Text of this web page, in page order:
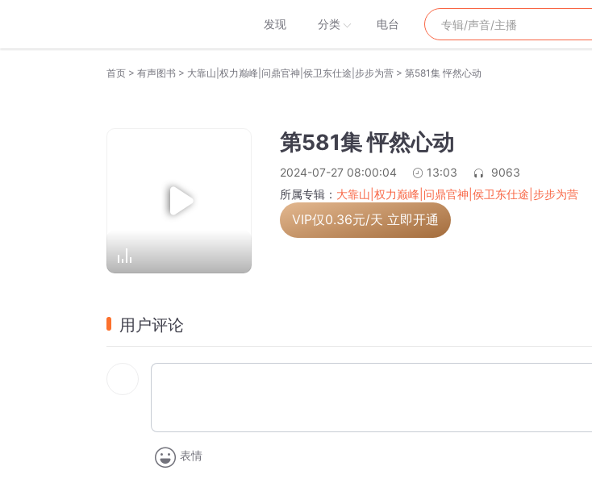
发现 分类 电台
首页 > 有声图书 > 大靠山|权力巅峰|问鼎官神|侯卫东仕途|步步为营 > 第581集 怦然心动
第581集 怦然心动
2024-07-27 08:00:04 13:03
9063
所属专辑： 大靠山|权力巅峰|问鼎官神|侯卫东仕途|步步为营
VIP仅0.36元/天 立即开通
用户评论
表情